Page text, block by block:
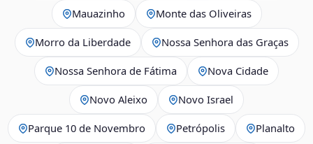
Mauazinho Monte das Oliveiras
Morro da Liberdade Nossa Senhora das Graças
Nossa Senhora de Fátima Nova Cidade
Novo Aleixo Novo Israel
Parque 10 de Novembro Petrópolis Planalto